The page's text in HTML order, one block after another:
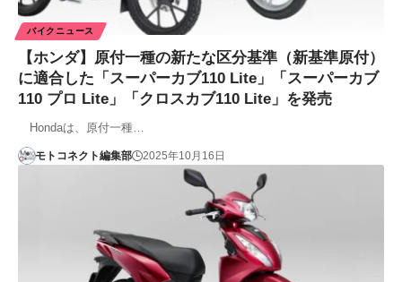
バイクニュース
【ホンダ】原付一種の新たな区分基準（新基準原付）
に適合した「スーパーカブ110 Lite」「スーパーカブ
110 プロ Lite」「クロスカブ110 Lite」を発売
Hondaは、原付一種…
モトコネクト編集部 2025年10月16日